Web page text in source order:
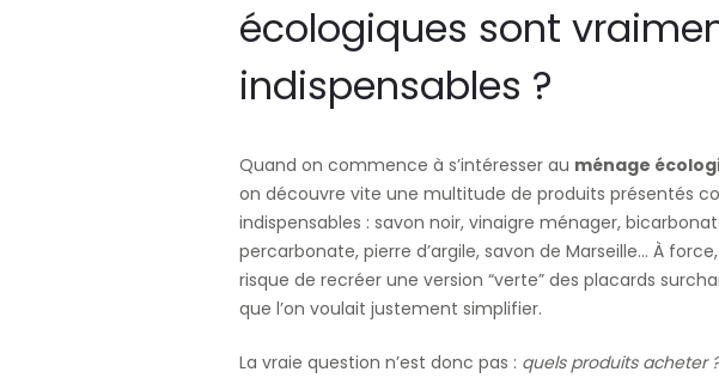
écologiques sont
indispensables ?
Quand on commence à s’intéresser au ménage
on découvre vite une multitude de produits présentés
indispensables : savon noir, vinaigre ménager,
percarbonate, pierre d’argile, savon de Marseille… À
risque de recréer une version “verte” des placards
que l’on voulait justement simplifier.
La vraie question n’est donc pas : quels produits acheter ?